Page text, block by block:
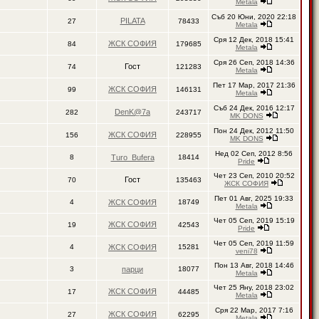
Metala
27 PILATA 78433
Съб 20 Юни, 2020 22:18
Metala
84 ЖСК СОФИЯ 179685
Сря 12 Дек, 2018 15:41
Metala
74 Гост 121283
Сря 26 Сеп, 2018 14:36
Metala
99 ЖСК СОФИЯ 146131
Пет 17 Мар, 2017 21:36
Metala
282 DenK@7a 243717
Съб 24 Дек, 2016 12:17
MK DONS
156 ЖСК СОФИЯ 228955
Пон 24 Дек, 2012 11:50
MK DONS
8 Turo_Bufera 18414
Нед 02 Сеп, 2012 8:56
Pride
70 Гост 135463
Чет 23 Сеп, 2010 20:52
ЖСК СОФИЯ
4 ЖСК СОФИЯ 18749
Пет 01 Авг, 2025 19:33
Metala
19 ЖСК СОФИЯ 42543
Чет 05 Сеп, 2019 15:19
Pride
4 ЖСК СОФИЯ 15281
Чет 05 Сеп, 2019 11:59
veni78
3 парци 18077
Пон 13 Авг, 2018 14:46
Metala
17 ЖСК СОФИЯ 44485
Чет 25 Яну, 2018 23:02
Metala
27 ЖСК СОФИЯ 62295
Сря 22 Мар, 2017 7:16